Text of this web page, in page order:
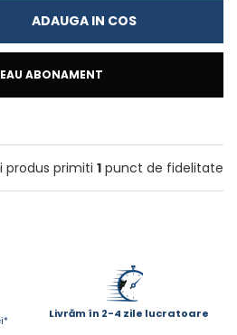
ADAUGA IN COS
ABONAMENT
produs primiti 1 punct de fidelitate
Livrăm în 2-4 zile lucratoare